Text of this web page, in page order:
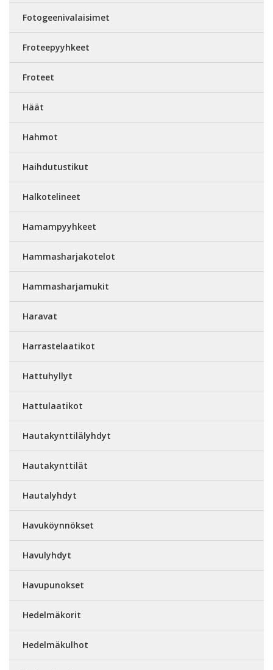
Fotogeenivalaisimet
Froteepyyhkeet
Froteet
Häät
Hahmot
Haihdutustikut
Halkotelineet
Hamampyyhkeet
Hammasharjakotelot
Hammasharjamukit
Haravat
Harrastelaatikot
Hattuhyllyt
Hattulaatikot
Hautakynttilälyhdyt
Hautakynttilät
Hautalyhdyt
Havuköynnökset
Havulyhdyt
Havupunokset
Hedelmäkorit
Hedelmäkulhot